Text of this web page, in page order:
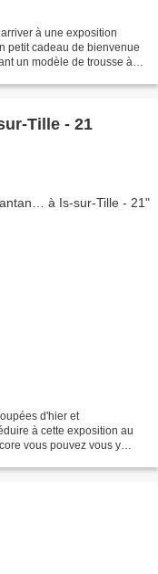
à une exposition
petit cadeau de bienvenue
un modèle de trousse à
Tille - 21
d'hier et
à cette exposition au
vous pouvez vous y